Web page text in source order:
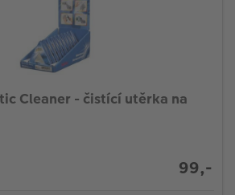
Cleaner - čistící utěrka na
99,-